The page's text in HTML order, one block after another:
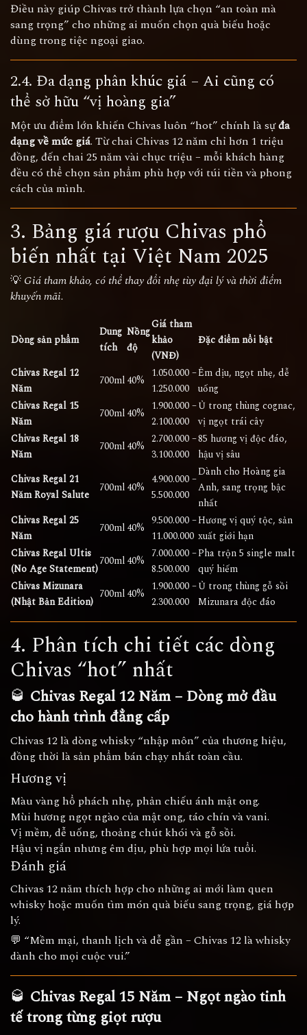
Điều này giúp Chivas trở thành lựa chọn “an toàn mà
sang trọng” cho những ai muốn chọn quà biếu hoặc
dùng trong tiệc ngoại giao.
2.4. Đa dạng phân khúc giá – Ai cũng có
thể sở hữu “vị hoàng gia”
Một ưu điểm lớn khiến Chivas luôn “hot” chính là sựđa
dạng về mức giá. Từ chai Chivas 12 năm chỉ hơn 1 triệu
đồng, đến chai 25 năm vài chục triệu – mỗi khách hàng
đều có thể chọn sản phẩm phù hợp với túi tiền và phong
cách của mình.
3. Bảng giá rượu Chivas phổ
biến nhất tại Việt Nam 2025
💡 Giá tham khảo, có thể thay đổi nhẹ tùy đại lý và thời điểm
khuyến mãi.
Dòng sản phẩm
Dung
tích
Nồng
độ
Giá tham
khảo
(VNĐ)
Đặc điểm nổi bật
Chivas Regal 12
Năm
700ml40%
1.050.000 –
1.250.000
Êm dịu, ngọt nhẹ, dễ
uống
Chivas Regal 15
Năm
700ml40%
1.900.000 –
2.100.000
Ủ trong thùng cognac,
vị ngọt trái cây
Chivas Regal 18
Năm
700ml40%
2.700.000 –
3.100.000
85 hương vị độc đáo,
hậu vị sâu
Chivas Regal 21
Năm Royal Salute
700ml40%
4.900.000 –
5.500.000
Dành cho Hoàng gia
Anh, sang trọng bậc
nhất
Chivas Regal 25
Năm
700ml40%
9.500.000 –
11.000.000
Hương vị quý tộc, sản
xuất giới hạn
Chivas Regal Ultis
(No Age Statement)
700ml40%
7.000.000 –
8.500.000
Pha trộn 5 single malt
quý hiếm
Chivas Mizunara
(Nhật Bản Edition)
700ml40%
1.900.000 –
2.300.000
Ủ trong thùng gỗ sồi
Mizunara độc đáo
4. Phân tích chi tiết các dòng
Chivas “hot” nhất
🥃 Chivas Regal 12 Năm – Dòng mở đầu
cho hành trình đẳng cấp
Chivas 12 là dòng whisky “nhập môn” của thương hiệu,
đồng thời là sản phẩm bán chạy nhất toàn cầu.
Hương vị
Màu vàng hổ phách nhẹ, phản chiếu ánh mật ong.
Mùi hương ngọt ngào của mật ong, táo chín và vani.
Vị mềm, dễ uống, thoảng chút khói và gỗ sồi.
Hậu vị ngắn nhưng êm dịu, phù hợp mọi lứa tuổi.
Đánh giá
Chivas 12 năm thích hợp cho những ai mới làm quen
whisky hoặc muốn tìm món quà biếu sang trọng, giá hợp
lý.
💬 “Mềm mại, thanh lịch và dễ gần – Chivas 12 là whisky
dành cho mọi cuộc vui.”
🥃 Chivas Regal 15 Năm – Ngọt ngào tinh
tế trong từng giọt rượu